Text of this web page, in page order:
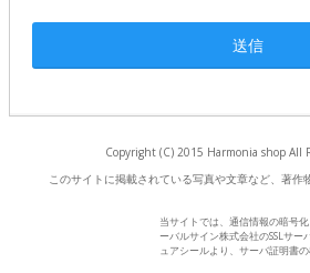
Copyright (C) 2015 Harmonia shop All
このサイトに掲載されている写真や文章など、著作
当サイトでは、通信情報の暗号
ーバルサイン株式会社のSSLサ
ュアシールより、サーバ証明書